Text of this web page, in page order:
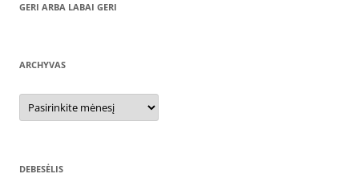
GERI ARBA LABAI GERI
ARCHYVAS
Archyvas
DEBESĖLIS